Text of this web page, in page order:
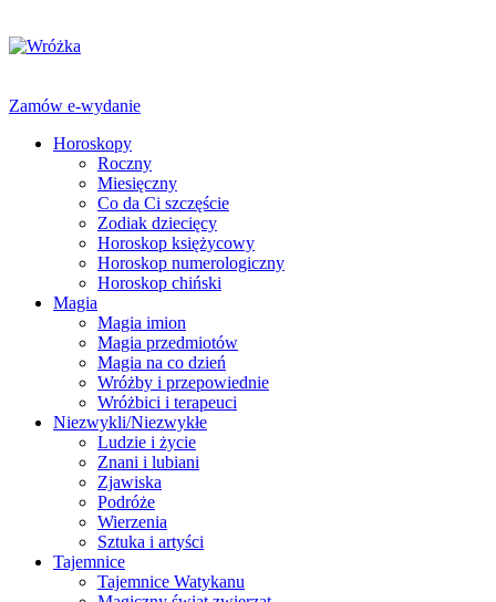
Zamów e-wydanie
Horoskopy
Roczny
Miesięczny
Co da Ci szczęście
Zodiak dziecięcy
Horoskop księżycowy
Horoskop numerologiczny
Horoskop chiński
Magia
Magia imion
Magia przedmiotów
Magia na co dzień
Wróżby i przepowiednie
Wróżbici i terapeuci
Niezwykli/Niezwykłe
Ludzie i życie
Znani i lubiani
Zjawiska
Podróże
Wierzenia
Sztuka i artyści
Tajemnice
Tajemnice Watykanu